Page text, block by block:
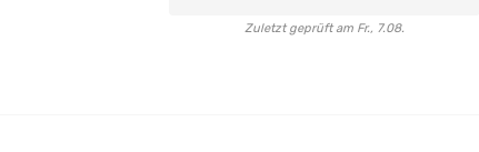
Zuletzt geprüft am Fr., 7.08.